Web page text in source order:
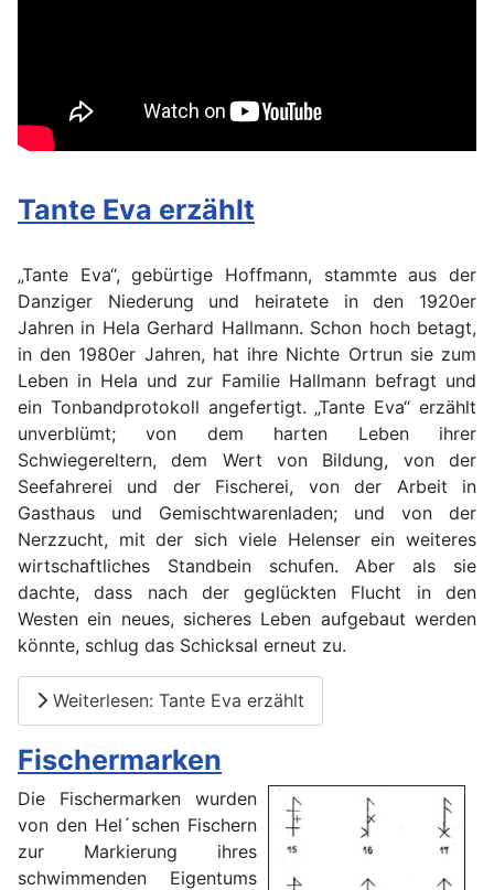
Tante Eva erzählt
„Tante Eva“, gebürtige Hoffmann, stammte aus der
Danziger Niederung und heiratete in den 1920er
Jahren in Hela Gerhard Hallmann. Schon hoch betagt,
in den 1980er Jahren, hat ihre Nichte Ortrun sie zum
Leben in Hela und zur Familie Hallmann befragt und
ein Tonbandprotokoll angefertigt. „Tante Eva“ erzählt
unverblümt; von dem harten Leben ihrer
Schwiegereltern, dem Wert von Bildung, von der
Seefahrerei und der Fischerei, von der Arbeit in
Gasthaus und Gemischtwarenladen; und von der
Nerzzucht, mit der sich viele Helenser ein weiteres
wirtschaftliches Standbein schufen. Aber als sie
dachte, dass nach der geglückten Flucht in den
Westen ein neues, sicheres Leben aufgebaut werden
könnte, schlug das Schicksal erneut zu.
Weiterlesen: Tante Eva erzählt
Fischermarken
Die Fischermarken wurden
von den Hel´schen Fischern
zur Markierung ihres
schwimmenden Eigentums